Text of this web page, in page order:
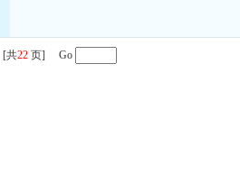
[共22 页] Go